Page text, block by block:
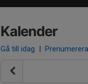
Kalender
Gå till idag | Prenumerera